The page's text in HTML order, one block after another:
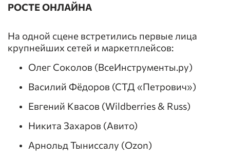
РОСТЕ ОНЛАЙНА
На одной сцене встретились первые лица
крупнейших сетей и маркетплейсов:
Олег Соколов (ВсеИнструменты.ру)
Василий Фёдоров (СТД «Петрович»)
Евгений Квасов (Wildberries & Russ)
Никита Захаров (Авито)
Арнольд Тыниссалу (Ozon)